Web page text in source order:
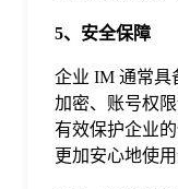
5、安全保障
企业 IM 通常具
加密、账号权
有效保护企业
更加安心地使